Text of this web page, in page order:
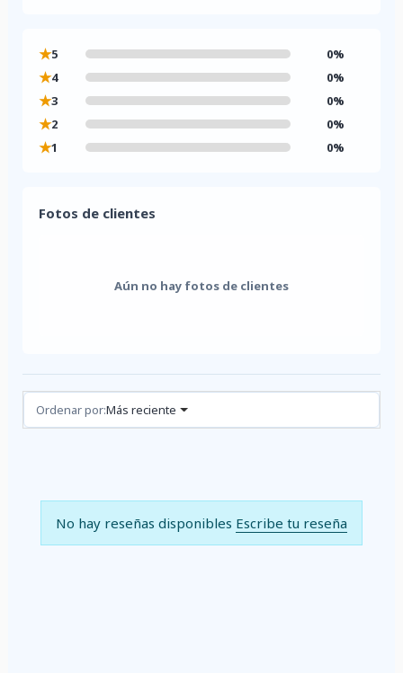
★5 0%
★4 0%
★3 0%
★2 0%
★1 0%
Fotos de clientes
Aún no hay fotos de clientes
Reseñas (0)
Ordenar por:Más reciente
No hay reseñas disponibles Escribe tu reseña